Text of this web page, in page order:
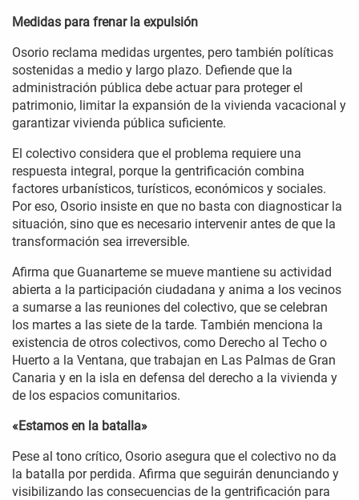
Medidas para frenar la expulsión
Osorio reclama medidas urgentes, pero también políticas
sostenidas a medio y largo plazo. Defiende que la
administración pública debe actuar para proteger el
patrimonio, limitar la expansión de la vivienda vacacional y
garantizar vivienda pública suficiente.
El colectivo considera que el problema requiere una
respuesta integral, porque la gentrificación combina
factores urbanísticos, turísticos, económicos y sociales.
Por eso, Osorio insiste en que no basta con diagnosticar la
situación, sino que es necesario intervenir antes de que la
transformación sea irreversible.
Afirma que Guanarteme se mueve mantiene su actividad
abierta a la participación ciudadana y anima a los vecinos
a sumarse a las reuniones del colectivo, que se celebran
los martes a las siete de la tarde. También menciona la
existencia de otros colectivos, como Derecho al Techo o
Huerto a la Ventana, que trabajan en Las Palmas de Gran
Canaria y en la isla en defensa del derecho a la vivienda y
de los espacios comunitarios.
«Estamos en la batalla»
Pese al tono crítico, Osorio asegura que el colectivo no da
la batalla por perdida. Afirma que seguirán denunciando y
visibilizando las consecuencias de la gentrificación para